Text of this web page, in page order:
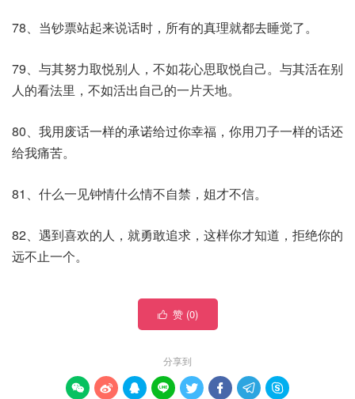
78、当钞票站起来说话时，所有的真理就都去睡觉了。
79、与其努力取悦别人，不如花心思取悦自己。与其活在别
人的看法里，不如活出自己的一片天地。
80、我用废话一样的承诺给过你幸福，你用刀子一样的话还
给我痛苦。
81、什么一见钟情什么情不自禁，姐才不信。
82、遇到喜欢的人，就勇敢追求，这样你才知道，拒绝你的
远不止一个。
 赞 (0)
分享到
       